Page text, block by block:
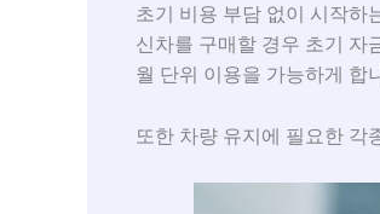
초기 비용 부담 없이 시작하
신차를 구매할 경우 초기 자
월 단위 이용을 가능하게 합
또한 차량 유지에 필요한 각